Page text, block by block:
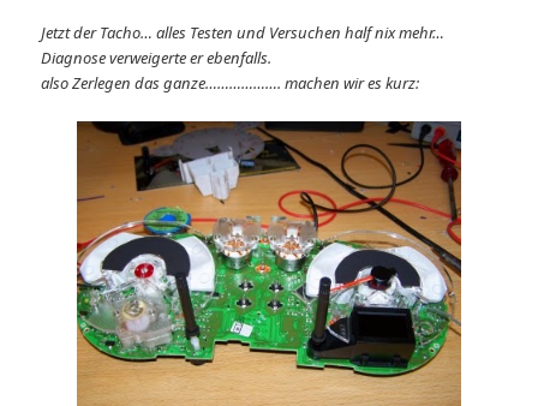
Jetzt der Tacho… alles Testen und Versuchen half nix mehr…
Diagnose verweigerte er ebenfalls.
also Zerlegen das ganze………………. machen wir es kurz: